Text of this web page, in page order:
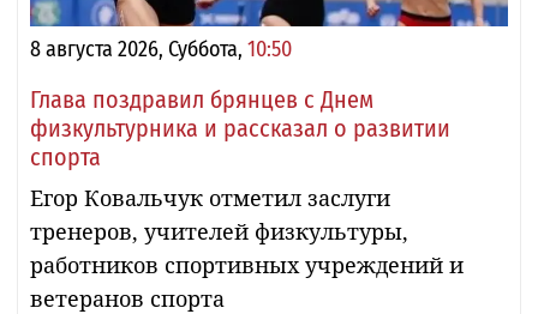
8 августа 2026, Суббота, 10:50
Глава поздравил брянцев с Днем
физкультурника и рассказал о развитии
спорта
Егор Ковальчук отметил заслуги
тренеров, учителей физкультуры,
работников спортивных учреждений и
ветеранов спорта